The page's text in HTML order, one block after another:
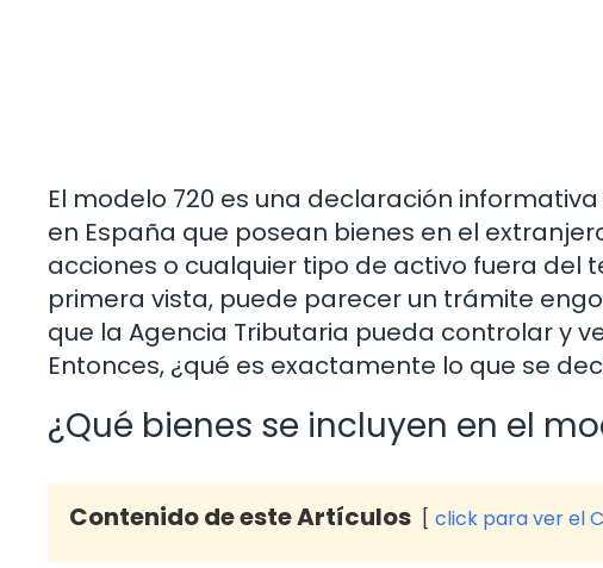
El modelo 720 es una declaración
en España que posean bienes en el
acciones o cualquier tipo de activo fuera del
primera vista, puede parecer un trámite
que la Agencia Tributaria pueda controlar y
Entonces, ¿qué es exactamente lo que se
¿Qué bienes se incluyen en el
Contenido de este Artículos click para ver el